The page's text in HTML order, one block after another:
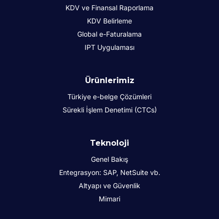
KDV ve Finansal Raporlama
KDV Belirleme
Global e-Faturalama
IPT Uygulaması
Ürünlerimiz
Türkiye e-belge Çözümleri
Sürekli İşlem Denetimi (CTCs)
Teknoloji
Genel Bakış
Entegrasyon: SAP, NetSuite vb.
Altyapı ve Güvenlik
Mimari